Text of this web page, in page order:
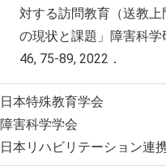
対する訪問教育（送教上
の現状と課題」障害科学
46, 75-89, 2022．
日本特殊教育学会
障害科学学会
日本リハビリテーション連